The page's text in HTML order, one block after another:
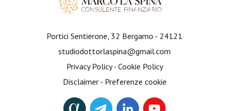
Portici Sentierone, 32 Bergamo - 24121
studiodottorlaspina@gmail.com
Privacy Policy- Cookie Policy
Disclaimer- Preferenze cookie